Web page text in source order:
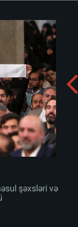
bloku
şəxsləri və
Albomu yüklə:
şəxsləri və